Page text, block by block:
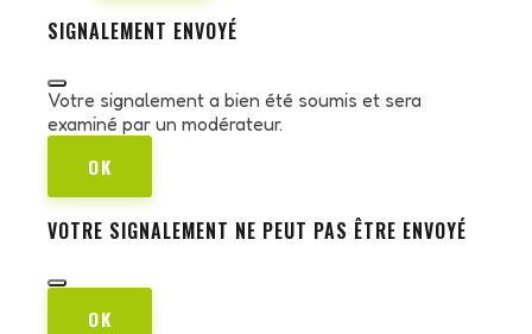
SIGNALEMENT ENVOYÉ
Votre signalement a bien été soumis et sera
examiné par un modérateur.
OK
VOTRE SIGNALEMENT NE PEUT PAS ÊTRE ENVOYÉ
OK